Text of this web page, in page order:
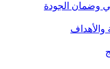
وضمان الجودة
والأهداف